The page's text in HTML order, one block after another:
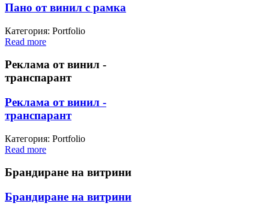
Пано от винил с рамка
Категория: Portfolio
Read more
Реклама от винил -
транспарант
Реклама от винил -
транспарант
Категория: Portfolio
Read more
Брандиране на витрини
Брандиране на витрини